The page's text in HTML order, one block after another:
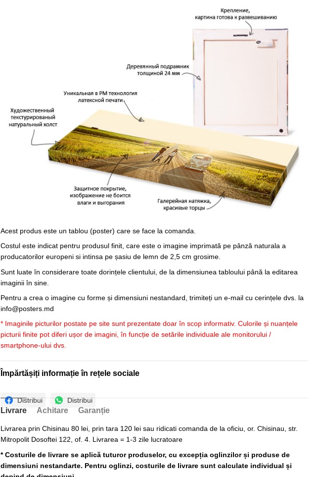
Acest produs este un tablou (poster) care se face la comanda.
Costul este indicat pentru produsul finit, care este o imagine imprimată pe pânză naturala a
producatorilor europeni si intinsa pe șasiu de lemn de 2,5 cm grosime.
Sunt luate în considerare toate dorințele clientului, de la dimensiunea tabloului până la editarea
imaginii în sine.
Pentru a crea o imagine cu forme și dimensiuni nestandard, trimiteți un e-mail cu cerințele dvs. la
info@posters.md
* Imaginile picturilor postate pe site sunt prezentate doar în scop informativ. Culorile și nuanțele
picturii finite pot diferi ușor de imagini, în funcție de setările individuale ale monitorului /
smartphone-ului dvs.
Împărtășiți informație în rețele sociale
Distribui Distribui
Livrare Achitare Garanție
Livrarea prin Chisinau 80 lei, prin tara 120 lei sau ridicati comanda de la oficiu, or. Chisinau, str.
Mitropolit Dosoftei 122, of. 4. Livrarea = 1-3 zile lucratoare
* Costurile de livrare se aplică tuturor produselor, cu excepția oglinzilor și produse de
dimensiuni nestandarte. Pentru oglinzi, costurile de livrare sunt calculate individual și